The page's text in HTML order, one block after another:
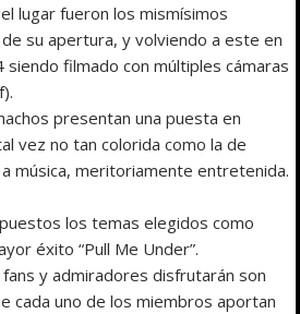
lugar fueron los mismísimos
su apertura, y volviendo a este en
filmado con múltiples cámaras
presentan una puesta en
vez no tan colorida como la de
música, meritoriamente entretenida.
los temas elegidos como
éxito “Pull Me Under”.
y admiradores disfrutarán son
cada uno de los miembros aportan